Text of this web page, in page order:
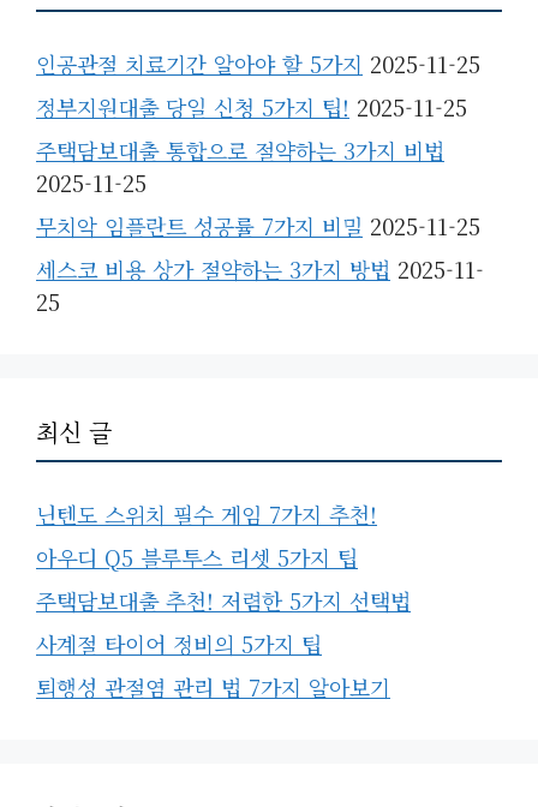
인공관절 치료기간 알아야 할 5가지 2025-11-25
정부지원대출 당일 신청 5가지 팁! 2025-11-25
주택담보대출 통합으로 절약하는 3가지 비법
2025-11-25
무치악 임플란트 성공률 7가지 비밀 2025-11-25
세스코 비용 상가 절약하는 3가지 방법 2025-11-
25
최신 글
닌텐도 스위치 필수 게임 7가지 추천!
아우디 Q5 블루투스 리셋 5가지 팁
주택담보대출 추천! 저렴한 5가지 선택법
사계절 타이어 정비의 5가지 팁
퇴행성 관절염 관리 법 7가지 알아보기